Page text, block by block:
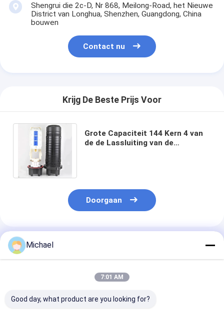
Shengrui die 2c-D, Nr 868, Meilong-Road, het Nieuwe
District van Longhua, Shenzhen, Guangdong, China
bouwen
Contact nu
Krijg De Beste Prijs Voor
Grote Capaciteit 144 Kern 4 van
de de Lassluiting van de
Doorgaan
Geadviseerde Producten
Michael
7:01 AM
Good day, what product are you looking for?